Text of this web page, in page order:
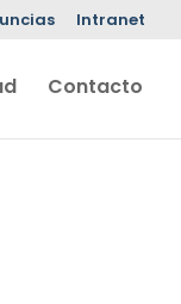
Intranet
Contacto